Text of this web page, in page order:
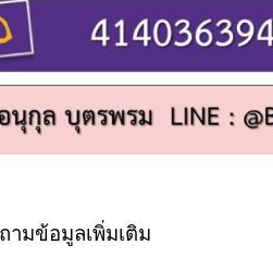
ามข้อมูลเพิ่มเติม